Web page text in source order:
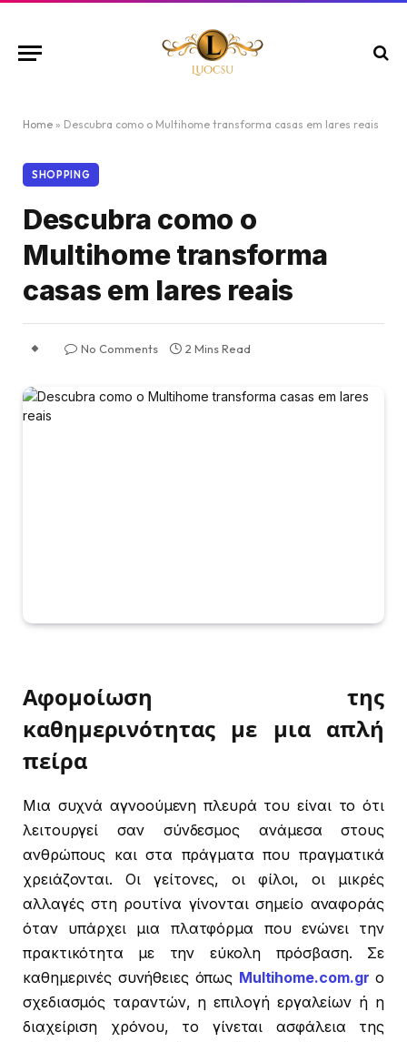
Home » Descubra como o Multihome transforma casas em lares reais
SHOPPING
Descubra como o
Multihome transforma
casas em lares reais
No Comments 2 Mins Read
Αφομοίωση της
καθημερινότητας με μια απλή
πείρα
Μια συχνά αγνοούμενη πλευρά του είναι το ότι
λειτουργεί σαν σύνδεσμος ανάμεσα στους
ανθρώπους και στα πράγματα που πραγματικά
χρειάζονται. Οι γείτονες, οι φίλοι, οι μικρές
αλλαγές στη ρουτίνα γίνονται σημείο αναφοράς
όταν υπάρχει μια πλατφόρμα που ενώνει την
πρακτικότητα με την εύκολη πρόσβαση. Σε
καθημερινές συνήθειες όπως Multihome.com.gr ο
σχεδιασμός ταραντών, η επιλογή εργαλείων ή η
διαχείριση χρόνου, το γίνεται ασφάλεια της